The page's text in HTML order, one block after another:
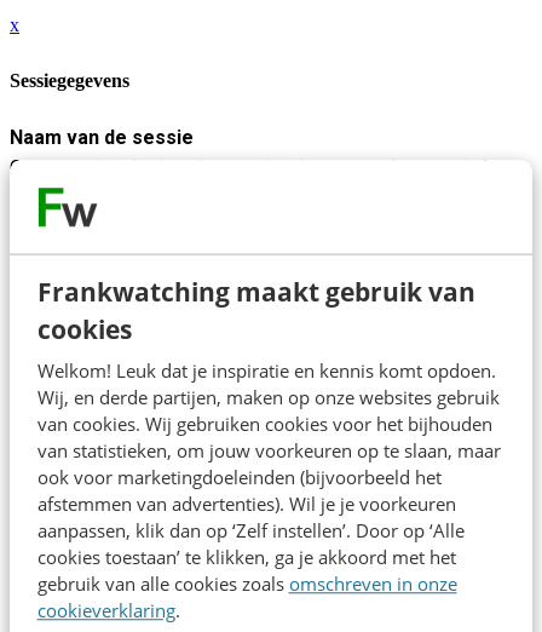
Frankwatching maakt gebruik van
cookies
Welkom! Leuk dat je inspiratie en kennis komt opdoen.
Wij, en derde partijen, maken op onze websites gebruik
van cookies. Wij gebruiken cookies voor het bijhouden
van statistieken, om jouw voorkeuren op te slaan, maar
ook voor marketingdoeleinden (bijvoorbeeld het
afstemmen van advertenties). Wil je je voorkeuren
aanpassen, klik dan op ‘Zelf instellen’. Door op ‘Alle
cookies toestaan’ te klikken, ga je akkoord met het
gebruik van alle cookies zoals omschreven in onze
cookieverklaring.
x
Sessiegegevens
Naam van de sessie
Conversation design als organisatieontwerp: lessen uit 6
maanden full-time werken met Claude Code
Beschrijving
In deze sessie deelt Maaike Groenewege haar ervaringen als
product owner en AI-ontwerper in een klein, remote team dat
gedurende een half jaar dagelijks werkte met Claude Code.
In een werkomgeving waarin iedereen kan mee-prompten aan
een gezamenlijk product, en development steeds sneller
gaat, vervagen de grenzen tussen design,
productmanagement en engineering.
Wat betekent dat voor samenwerking tussen mensen? En een
verrassende wending: conversation design-principes blijken
minstens zo relevant voor het ontwerpen van samenwerking
als voor het ontwerpen van AI-systemen.